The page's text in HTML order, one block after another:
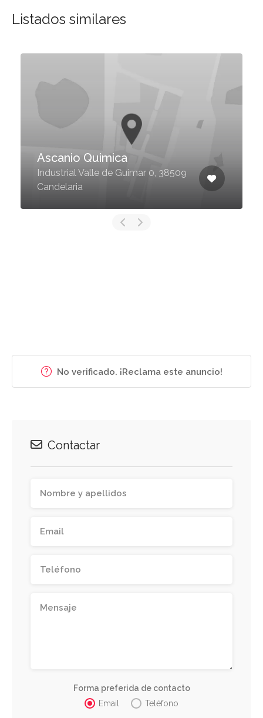
Listados similares
Ascanio Quimica
Industrial Valle de Guimar 0, 38509
Candelaria
No verificado. ¡Reclama este anuncio!
Contactar
Forma preferida de contacto
Email
Teléfono